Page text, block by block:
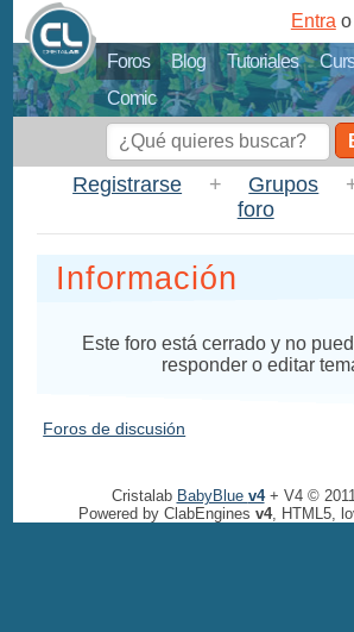
Foros Blog Tutoriales
Comic
Entra o
Registrarse + Grupos
foro
Información
Este foro está cerrado y no
responder o editar
Foros de discusión
Cristalab BabyBlue v4+ V4 © 2011
Powered by ClabEngines v4, HTML5,